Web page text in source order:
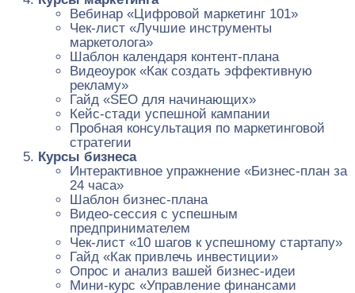
Вебинар «Цифровой маркетинг 101»
Чек-лист «Лучшие инструменты
маркетолога»
Шаблон календаря контент-плана
Видеоурок «Как создать эффективную
рекламу»
Гайд «SEO для начинающих»
Кейс-стади успешной кампании
Пробная консультация по маркетинговой
стратегии
Курсы бизнеса
Интерактивное упражнение «Бизнес-план за
24 часа»
Шаблон бизнес-плана
Видео-сессия с успешным
предпринимателем
Чек-лист «10 шагов к успешному стартапу»
Гайд «Как привлечь инвестиции»
Опрос и анализ вашей бизнес-идеи
Мини-курс «Управление финансами